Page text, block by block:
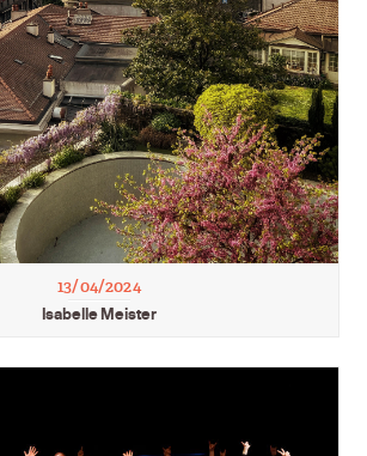
13/04/2024
Isabelle Meister